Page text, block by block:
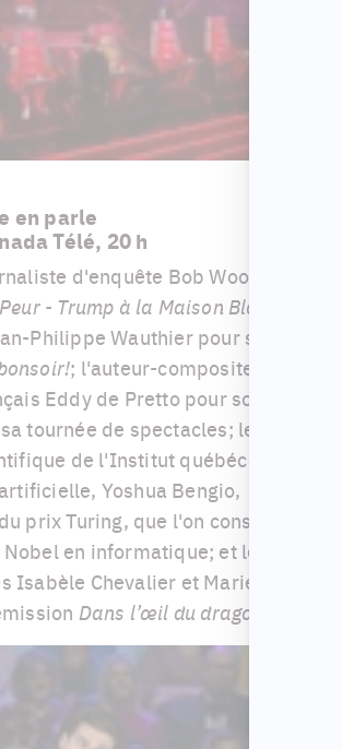
en parle
Télé, 20 h
d'enquête Bob Woodward
Peur - Trump à la Maison Blanche
Philippe Wauthier pour son talk-
; l'auteur-compositeur-
Eddy de Pretto pour son
tournée de spectacles; le
de l'Institut québécois
Yoshua Bengio,
prix Turing, que l'on considère
en informatique; et les
Isabèle Chevalier et Marie-Josée
Dans l’œil du dragon